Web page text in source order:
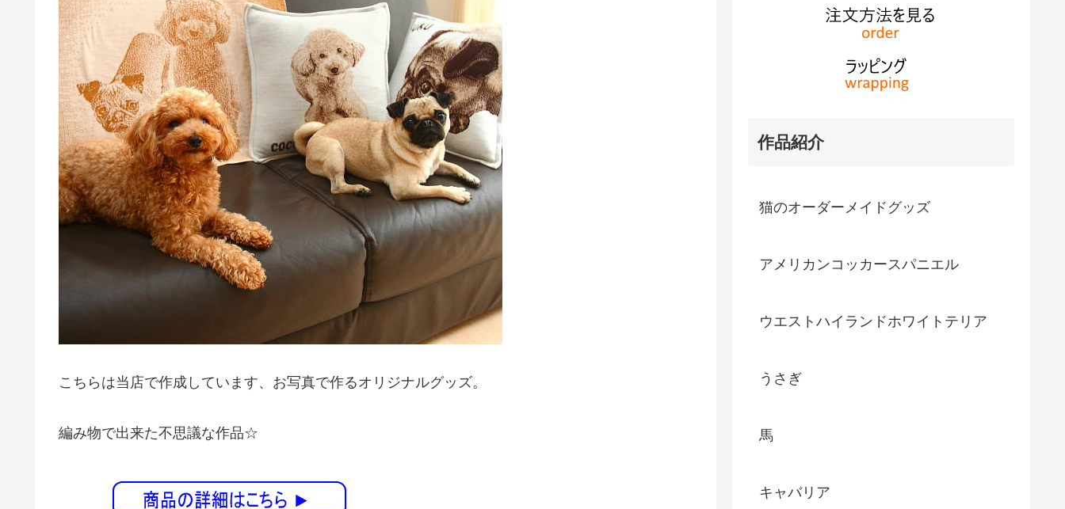
こちらは当店で作成しています、お写真で作るオリジナルグッズ。
編み物で出来た不思議な作品☆
作品紹介
猫のオーダーメイドグッズ
アメリカンコッカースパニエル
ウエストハイランドホワイトテリア
うさぎ
馬
キャバリア